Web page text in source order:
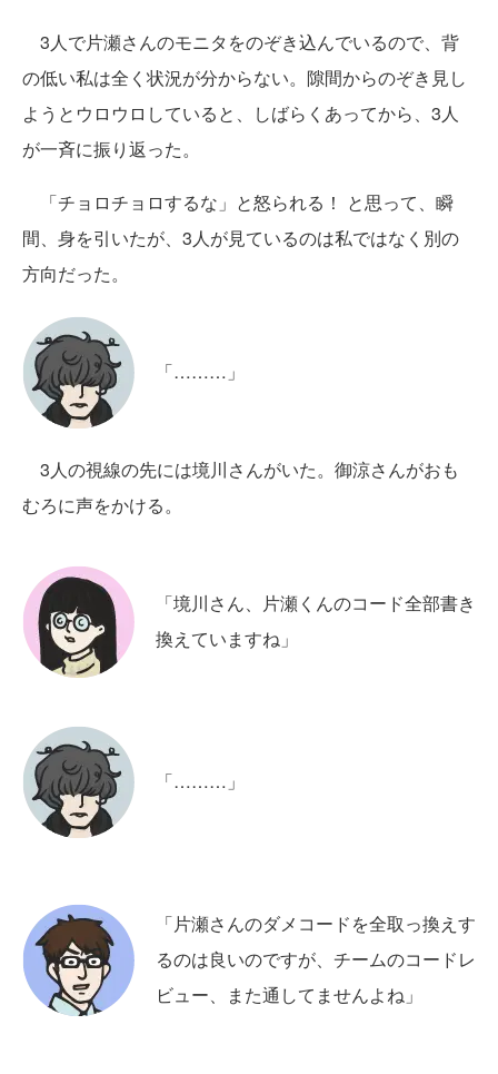
3人で片瀬さんのモニタをのぞき込んでいるので、背
の低い私は全く状況が分からない。隙間からのぞき見し
ようとウロウロしていると、しばらくあってから、3人
が一斉に振り返った。
「チョロチョロするな」と怒られる！ と思って、瞬
間、身を引いたが、3人が見ているのは私ではなく別の
方向だった。
「………」
3人の視線の先には境川さんがいた。御涼さんがおも
むろに声をかける。
「境川さん、片瀬くんのコード全部書き
換えていますね」
「………」
「片瀬さんのダメコードを全取っ換えす
るのは良いのですが、チームのコードレ
ビュー、また通してませんよね」